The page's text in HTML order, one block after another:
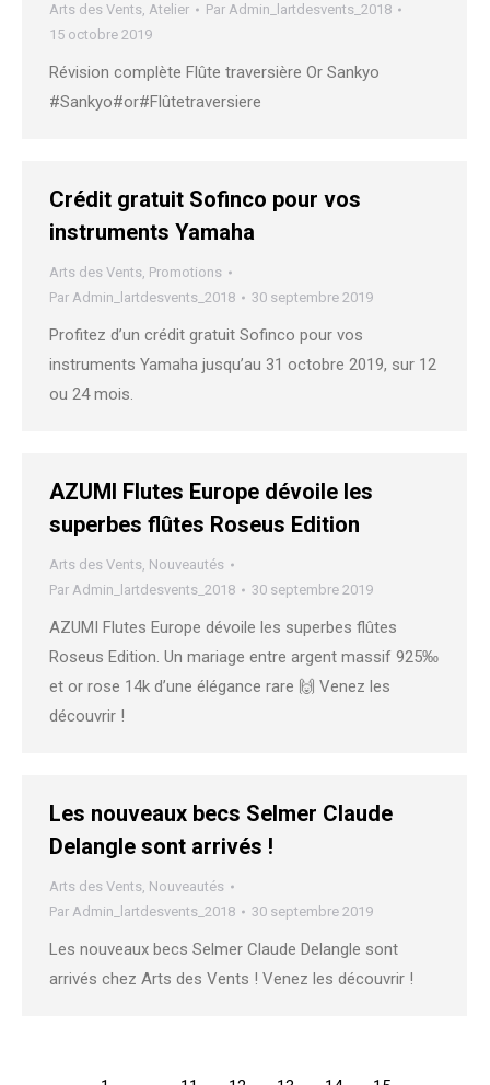
Arts des Vents, Atelier Par Admin_lartdesvents_2018
15 octobre 2019
Révision complète Flûte traversière Or Sankyo
#Sankyo#or#Flûtetraversiere
Crédit gratuit Sofinco pour vos
instruments Yamaha
Arts des Vents, Promotions
Par Admin_lartdesvents_2018 30 septembre 2019
Profitez d’un crédit gratuit Sofinco pour vos
instruments Yamaha jusqu’au 31 octobre 2019, sur 12
ou 24 mois.
AZUMI Flutes Europe dévoile les
superbes flûtes Roseus Edition
Arts des Vents, Nouveautés
Par Admin_lartdesvents_2018 30 septembre 2019
AZUMI Flutes Europe dévoile les superbes flûtes
Roseus Edition. Un mariage entre argent massif 925‰
et or rose 14k d’une élégance rare 🙌 Venez les
découvrir !
Les nouveaux becs Selmer Claude
Delangle sont arrivés !
Arts des Vents, Nouveautés
Par Admin_lartdesvents_2018 30 septembre 2019
Les nouveaux becs Selmer Claude Delangle sont
arrivés chez Arts des Vents ! Venez les découvrir !